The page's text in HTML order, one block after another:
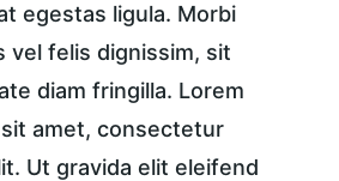
egestas ligula. Morbi
vel felis dignissim, sit
diam fringilla. Lorem
amet, consectetur
Ut gravida elit eleifend